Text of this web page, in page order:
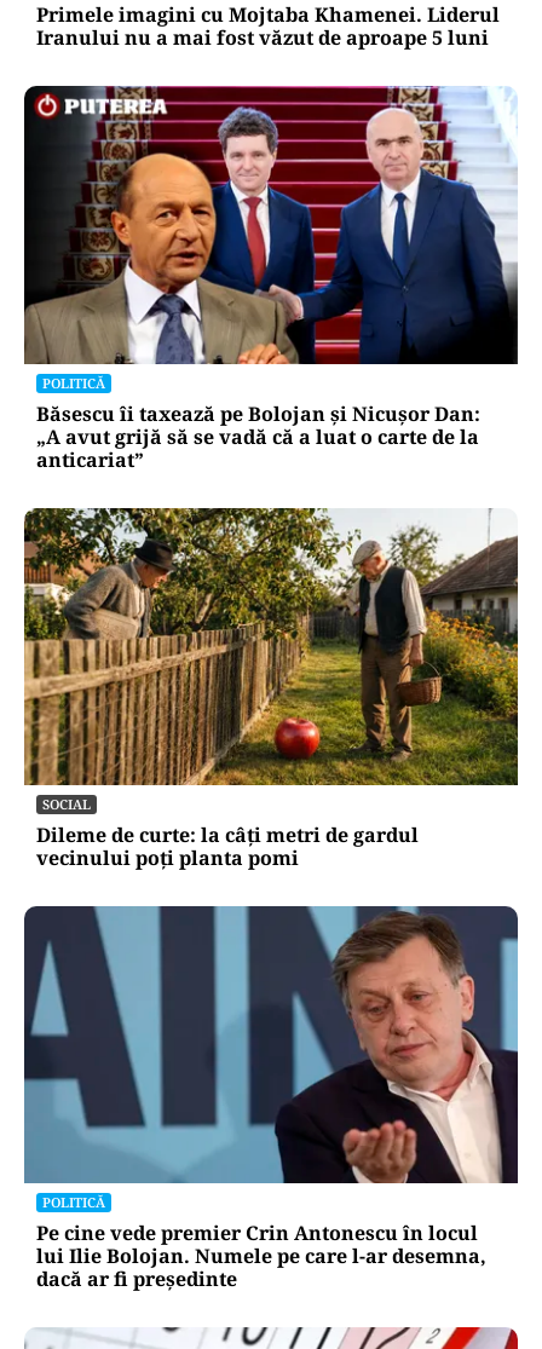
Primele imagini cu Mojtaba Khamenei. Liderul
Iranului nu a mai fost văzut de aproape 5 luni
POLITICĂ
Băsescu îi taxează pe Bolojan și Nicușor Dan:
„A avut grijă să se vadă că a luat o carte de la
anticariat”
SOCIAL
Dileme de curte: la câți metri de gardul
vecinului poți planta pomi
POLITICĂ
Pe cine vede premier Crin Antonescu în locul
lui Ilie Bolojan. Numele pe care l-ar desemna,
dacă ar fi președinte